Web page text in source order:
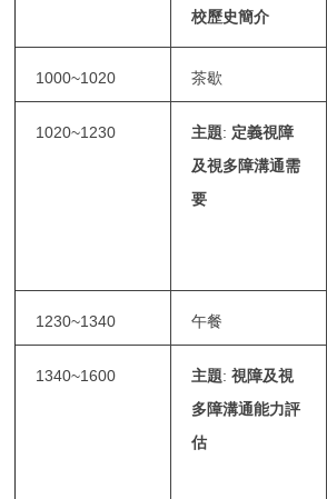
校歷史簡介
1000~1020 茶歇
1020~1230 主題: 定義視障
及視多障溝通需
要
1230~1340 午餐
1340~1600 主題:視障及視
多障溝通能力評
估